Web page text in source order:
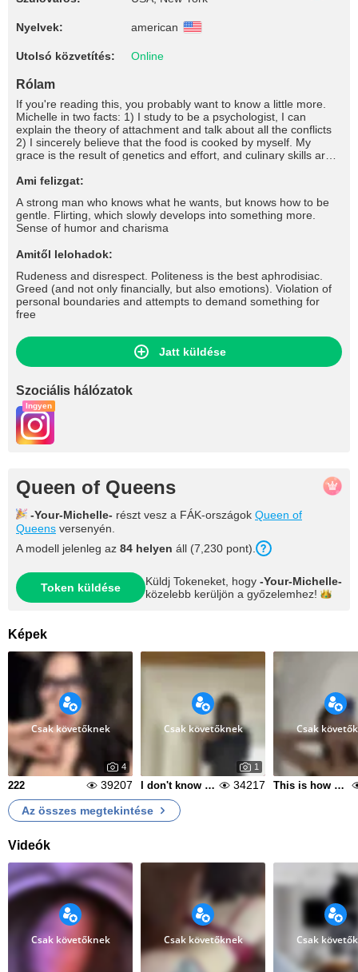
Nyelvek: american
Utolsó közvetítés: Online
Rólam
If you're reading this, you probably want to know a little more.
Michelle in two facts: 1) I study to be a psychologist, I can
explain the theory of attachment and talk about all the conflicts
2) I sincerely believe that the food is cooked by myself. My
grace is the result of genetics and effort, and culinary skills are
do it in the comments, I will be very pleased 💋
Ami felizgat:
A strong man who knows what he wants, but knows how to be
gentle. Flirting, which slowly develops into something more.
Sense of humor and charisma
Amitől lelohadok:
Rudeness and disrespect. Politeness is the best aphrodisiac.
Greed (and not only financially, but also emotions). Violation of
personal boundaries and attempts to demand something for
free
Jatt küldése
Szociális hálózatok
Ingyen
Queen of Queens
-Your-Michelle- részt vesz a FÁK-országok Queen of
Queens versenyén.
A modell jelenleg az 84 helyen áll (7,230 pont).
Token küldése Küldj Tokeneket, hogy -Your-Michelle-
közelebb kerüljön a győzelemhez!
Képek
Csak követőknek
4
222 39207
Csak követőknek
1
I don't know what to call it anymore 34217
Csak
This is how cool we are
Az összes megtekintése
Videók
Csak követőknek Csak követőknek Csak